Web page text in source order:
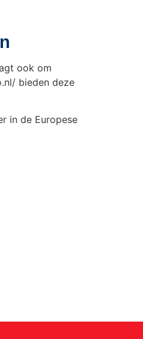
ook om
bieden deze
in de Europese